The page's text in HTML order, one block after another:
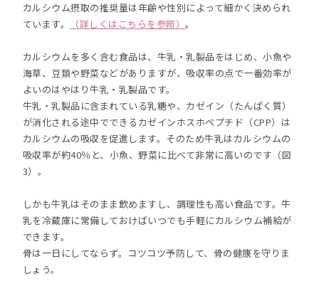
カルシウム摂取の推奨量は年齢や性別によって細かく決められ
ています。
（詳しくはこちらを参照）。
カルシウムを多く含む食品は、牛乳・乳製品をはじめ、小魚や
海草、豆類や野菜などがありますが、吸収率の点で一番効率が
よいのはやはり牛乳・乳製品です。
牛乳・乳製品に含まれている乳糖や、カゼイン（たんぱく質）
が消化される途中でできるカゼインホスホペプチド（CPP）は
カルシウムの吸収を促進します。そのため牛乳はカルシウムの
吸収率が約40％と、小魚、野菜に比べて非常に高いのです（図
3）。
しかも牛乳はそのまま飲めますし、調理性も高い食品です。牛
乳を冷蔵庫に常備しておけばいつでも手軽にカルシウム補給が
できます。
骨は一日にしてならず。コツコツ予防して、骨の健康を守りま
しょう。